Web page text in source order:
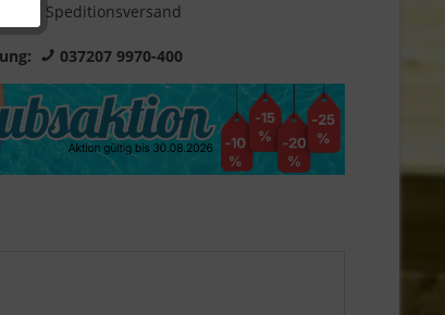
Speditionsversand
037207 9970-400